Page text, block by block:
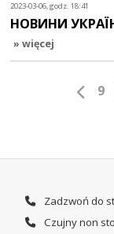
2023-03-06, godz. 18:41
НОВИНИ
» więcej
9
Zadzwoń do
Czujny non